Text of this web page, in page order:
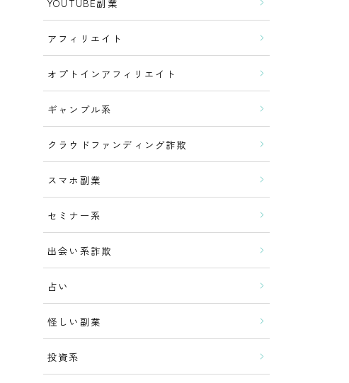
YOUTUBE副業
アフィリエイト
オプトインアフィリエイト
ギャンブル系
クラウドファンディング詐欺
スマホ副業
セミナー系
出会い系詐欺
占い
怪しい副業
投資系